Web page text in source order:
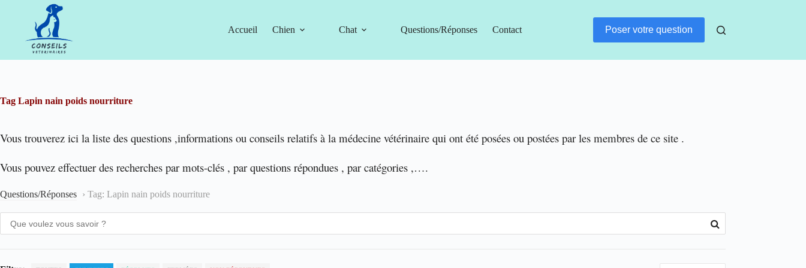
Accueil Chien Chat Questions/Réponses Contact Poser votre question
Tag Lapin nain poids nourriture
Vous trouverez ici la liste des questions ,informations ou conseils relatifs à la médecine vétérinaire qui ont été posées ou postées par les membres de ce site .
Vous pouvez effectuer des recherches par mots-clés , par questions répondues , par catégories ,….
Questions/Réponses › Tag: Lapin nain poids nourriture